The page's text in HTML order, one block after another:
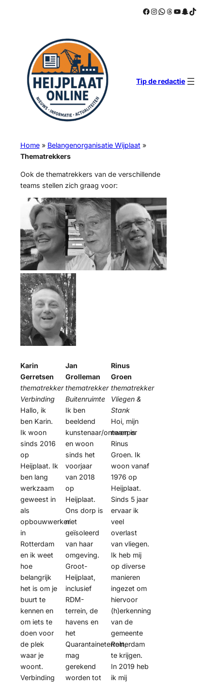
Facebook
Instagram
WhatsApp
Threads
YouTube
Snapchat
TikTok
Tip de redactie
Home» Belangenorganisatie Wijplaat»
Thematrekkers
Ook de thematrekkers van de verschillende
teams stellen zich graag voor:
Karin
Gerretsen
thematrekker
Verbinding
Hallo, ik
ben Karin.
Ik woon
sinds 2016
op
Heijplaat. Ik
ben lang
werkzaam
geweest in
als
opbouwwerker
in
Rotterdam
en ik weet
hoe
belangrijk
het is om je
buurt te
kennen en
om iets te
doen voor
de plek
waar je
woont.
Verbinding
Jan
Grolleman
thematrekker
Buitenruimte
Ik ben
beeldend
kunstenaar/ontwerper
en woon
sinds het
voorjaar
van 2018
op
Heijplaat.
Ons dorp is
niet
geïsoleerd
van haar
omgeving.
Groot-
Heijplaat,
inclusief
RDM-
terrein, de
havens en
het
Quarantaineterrein,
mag
gerekend
worden tot
Rinus
Groen
thematrekker
Vliegen &
Stank
Hoi, mijn
naam is
Rinus
Groen. Ik
woon vanaf
1976 op
Heijplaat.
Sinds 5 jaar
ervaar ik
veel
overlast
van vliegen.
Ik heb mij
op diverse
manieren
ingezet om
hiervoor
(h)erkenning
van de
gemeente
Rotterdam
te krijgen.
In 2019 heb
ik mij